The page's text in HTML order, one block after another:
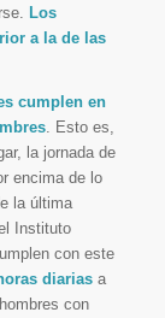
Los
a la de las
cumplen en
. Esto es,
la jornada de
encima de lo
la última
Instituto
con este
diariasa
con